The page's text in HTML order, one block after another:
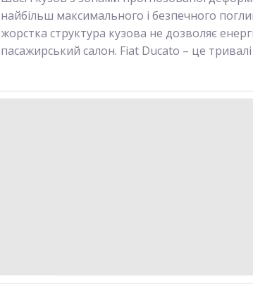
найбільш максимального і безпечного
жорстка структура кузова не дозволяє
пасажирський салон. Fiat Ducato – це тривалі